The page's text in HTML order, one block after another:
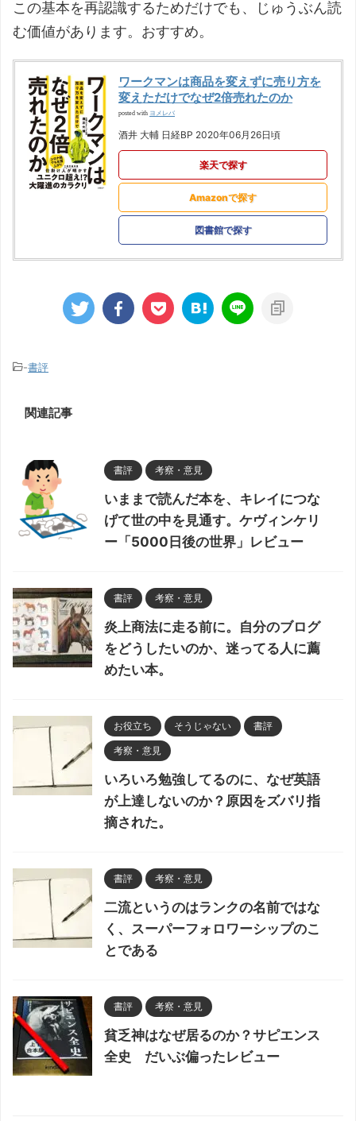
この基本を再認識するためだけでも、じゅうぶん読
む価値があります。おすすめ。
ワークマンは商品を変えずに売り方を
変えただけでなぜ2倍売れたのか
posted with ヨメレバ
酒井 大輔 日経BP 2020年06月26日頃
楽天で探す
Amazonで探す
図書館で探す
-書評
関連記事
書評 考察・意見
いままで読んだ本を、キレイにつな
げて世の中を見通す。ケヴィンケリ
ー「5000日後の世界」レビュー
書評 考察・意見
炎上商法に走る前に。自分のブログ
をどうしたいのか、迷ってる人に薦
めたい本。
お役立ち そうじゃない 書評
考察・意見
いろいろ勉強してるのに、なぜ英語
が上達しないのか？原因をズバリ指
摘された。
書評 考察・意見
二流というのはランクの名前ではな
く、スーパーフォロワーシップのこ
とである
書評 考察・意見
貧乏神はなぜ居るのか？サピエンス
全史 だいぶ偏ったレビュー